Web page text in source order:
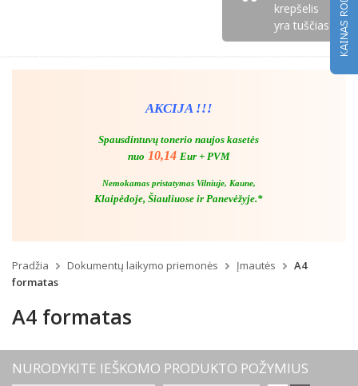
krepšelis
yra tuščias
AKCIJA !!!
Spausdintuvų tonerio naujos kasetės
nuo 10,14 Eur + PVM
Nemokamas pristatymas Vilniuje, Kaune,
Klaipėdoje, Šiauliuose ir Panevėžyje.*
Pradžia Dokumentų laikymo priemonės Įmautės
A4
formatas
A4 formatas
NURODYKITE IEŠKOMO PRODUKTO POŽYMIUS